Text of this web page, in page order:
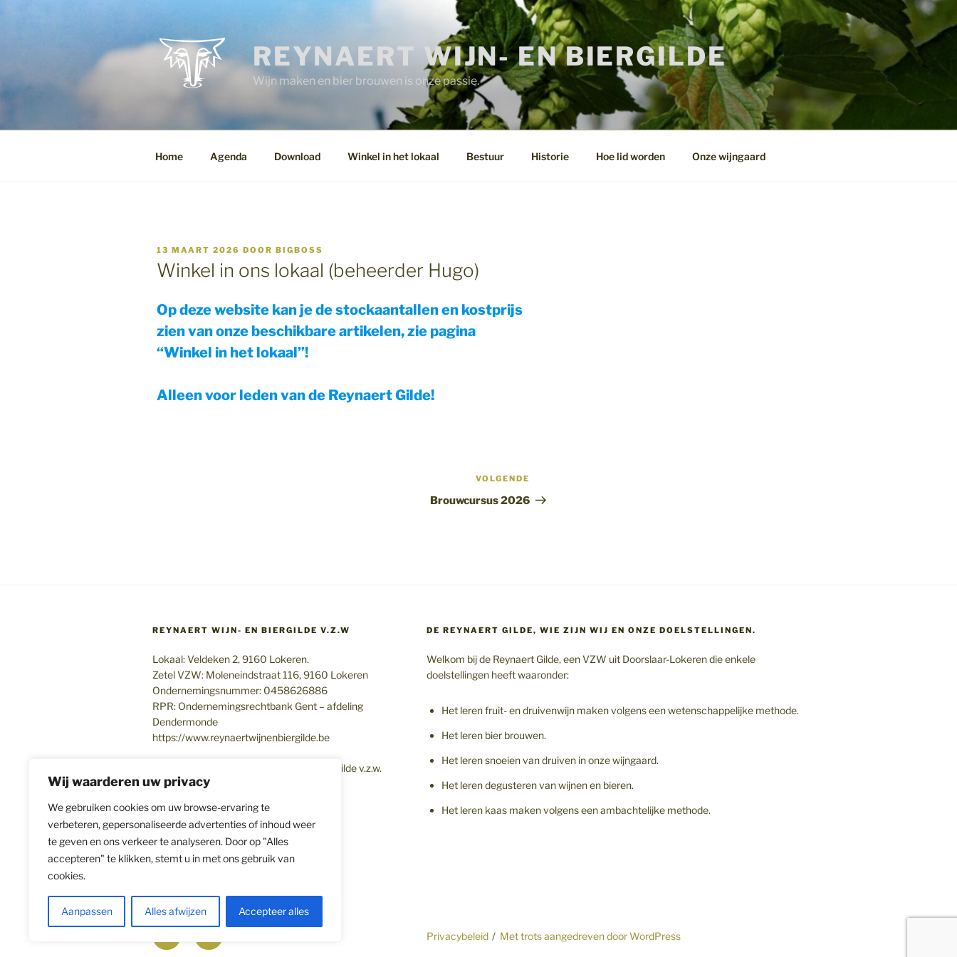
Wij waarderen uw privacy
We gebruiken cookies om uw browse-ervaring te
verbeteren, gepersonaliseerde advertenties of inhoud weer
te geven en ons verkeer te analyseren. Door op "Alles
accepteren" te klikken, stemt u in met ons gebruik van
cookies.
Aanpassen Alles afwijzen Accepteer alles
REYNAERT WIJN- EN BIERGILDE
Wijn maken en bier brouwen is onze passie.
Home Agenda Download Winkel in het lokaal Bestuur Historie Hoe lid worden Onze wijngaard
GEPLAATST
OP
13 MAART 2026 DOOR BIGBOSS
Winkel in ons lokaal (beheerder Hugo)
Op deze website kan je de stockaantallen en kostprijs
zien van onze beschikbare artikelen, zie pagina
“Winkel in het lokaal”!
Alleen voor leden van de Reynaert Gilde!
bericht
VOLGENDE
Brouwcursus 2026
REYNAERT WIJN- EN BIERGILDE V.Z.W
Lokaal: Veldeken 2, 9160 Lokeren.
Zetel VZW: Moleneindstraat 116, 9160 Lokeren
Ondernemingsnummer: 0458626886
RPR: Ondernemingsrechtbank Gent – afdeling
Dendermonde
https://www.reynaertwijnenbiergilde.be
Copyright 2026 – Reynaert Wijn- en Biergilde v.z.w.
DE REYNAERT GILDE, WIE ZIJN WIJ EN ONZE DOELSTELLINGEN.
Welkom bij de Reynaert Gilde, een VZW uit Doorslaar-Lokeren die enkele
doelstellingen heeft waaronder:
Het leren fruit- en druivenwijn maken volgens een wetenschappelijke methode.
Het leren bier brouwen.
Het leren snoeien van druiven in onze wijngaard.
Het leren degusteren van wijnen en bieren.
Het leren kaas maken volgens een ambachtelijke methode.
FacebookWinkel
in
Privacybeleid Met trots aangedreven door WordPress